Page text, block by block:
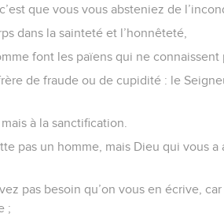
que vous vous absteniez de
dans la sainteté et l’honnêteté,
font les païens qui ne connaissent
de fraude ou de cupidité : le
à la sanctification.
pas un homme, mais Dieu qui vous a
pas besoin qu’on vous en écrive,
;